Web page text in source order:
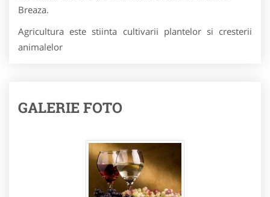
Breaza.
Agricultura este stiinta cultivarii plantelor si cresterii
animalelor
GALERIE FOTO